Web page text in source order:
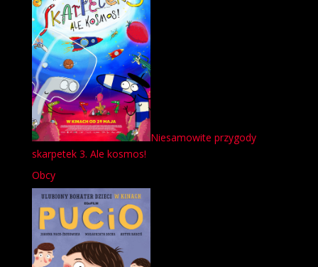
Niesamowite przygody
skarpetek 3. Ale kosmos!
Obcy